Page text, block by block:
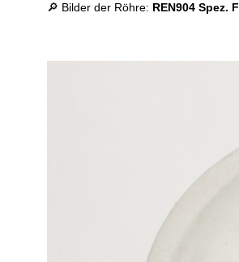
🔎 Bilder der Röhre: REN904 Spez. F